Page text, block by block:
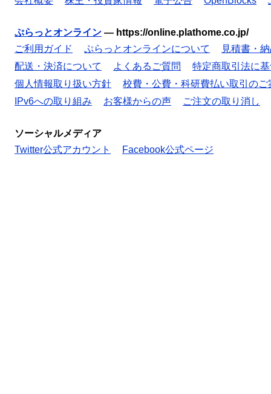
ぷらっとオンライン — https://online.plathome.co.jp/
ご利用ガイド
ぷらっとオンラインについて
見積書・
配送・決済について
よくあるご質問
特定商取引法に
個人情報取り扱い方針
校費・公費・科研費払い取引のご
IPv6への取り組み
お客様からの声 ご注文の取り消し
ソーシャルメディア
Twitter公式アカウント
Facebook公式ページ